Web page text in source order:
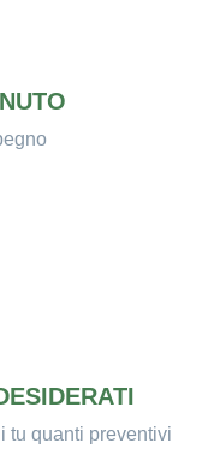
tu quanti preventivi